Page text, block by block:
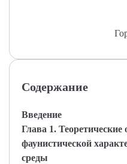
Содержание
Введение
Глава 1. Теоретические
фаунистической
среды